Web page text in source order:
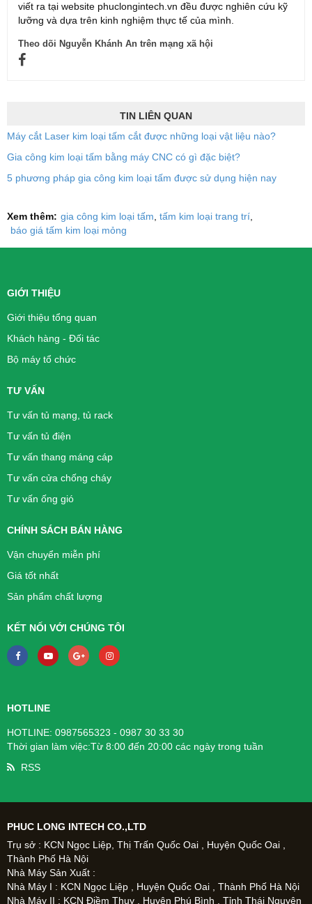
viết ra tại website phuclongintech.vn đều được nghiên cứu kỹ
lưỡng và dựa trên kinh nghiệm thực tế của mình.
Theo dõi Nguyễn Khánh An trên mạng xã hội
TIN LIÊN QUAN
Máy cắt Laser kim loại tấm cắt được những loại vật liệu nào?
Gia công kim loại tấm bằng máy CNC có gì đặc biệt?
5 phương pháp gia công kim loại tấm được sử dụng hiện nay
Xem thêm: gia công kim loại tấm tấm kim loại trang trí
báo giá tấm kim loại mỏng
GIỚI THIỆU
Giới thiệu tổng quan
Khách hàng - Đối tác
Bộ máy tổ chức
TƯ VẤN
Tư vấn tủ mạng, tủ rack
Tư vấn tủ điện
Tư vấn thang máng cáp
Tư vấn cửa chống cháy
Tư vấn ống gió
CHÍNH SÁCH BÁN HÀNG
Vận chuyển miễn phí
Giá tốt nhất
Sản phẩm chất lượng
KẾT NỐI VỚI CHÚNG TÔI
HOTLINE
HOTLINE: 0987565323 - 0987 30 33 30
Thời gian làm việc:Từ 8:00 đến 20:00 các ngày trong tuần
RSS
PHUC LONG INTECH CO.,LTD
Trụ sở : KCN Ngọc Liệp, Thị Trấn Quốc Oai , Huyện Quốc Oai ,
Thành Phố Hà Nội
Nhà Máy Sản Xuất :
Nhà Máy I : KCN Ngọc Liệp , Huyện Quốc Oai , Thành Phố Hà Nội
Nhà Máy II : KCN Điềm Thụy , Huyện Phú Bình , Tỉnh Thái Nguyên